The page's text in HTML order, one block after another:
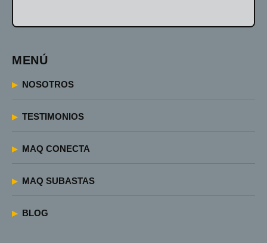
MENÚ
NOSOTROS
TESTIMONIOS
MAQ CONECTA
MAQ SUBASTAS
BLOG